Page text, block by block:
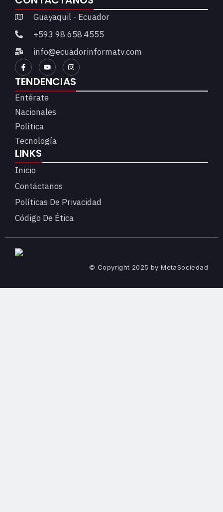
Guayaquil - Ecuador
+593 98 658 4555
info@ecuadorinformatv.com
TENDENCIAS
Entérate
Nacionales
Política
Tecnología
LINKS
Inicio
Contáctanos
Políticas De Privacidad
Código De Ética
© Copyright 2025 by MetaSociedad